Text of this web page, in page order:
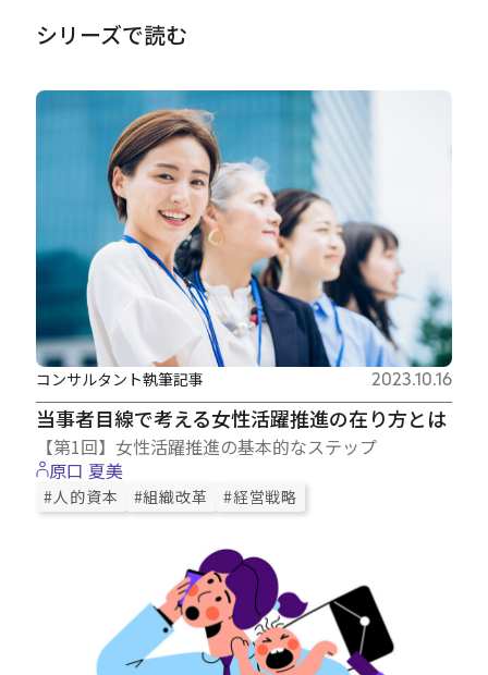
シリーズで読む
当事者目線で考える女性活躍推進の在り方とは
【第1回】女性活躍推進の基本的なステップ
コンサルタント執筆記事 2023.10.16
原口 夏美
#人的資本 #組織改革 #経営戦略